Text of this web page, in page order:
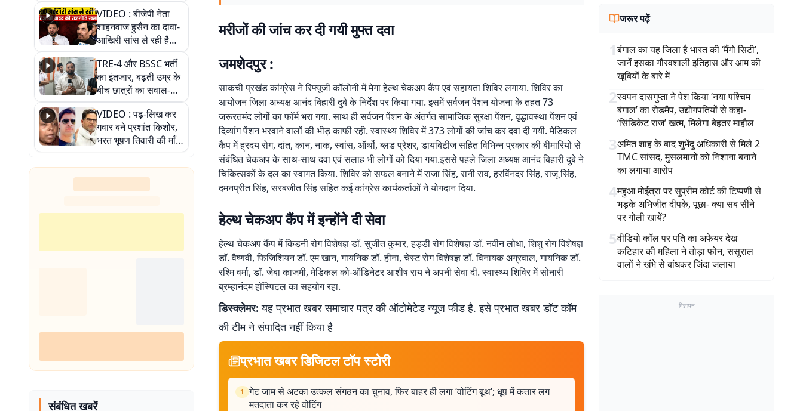
VIDEO : बीजेपी नेता
शाहनवाज हुसैन का दावा-
आखिरी सांस ले रही है
RJD, तेजस्वी को लेकर
क्या कहा, सुनिए
TRE-4 और BSSC भर्ती
का इंतजार, बढ़ती उम्र के
बीच छात्रों का सवाल-
आखिर कब आएगी बहाली?
देखें वीडियो
VIDEO : पढ़-लिख कर
गवार बने प्रशांत किशोर,
भरत भूषण तिवारी की माँ ने
कहा नहीं थी उम्मीद, बेटा
था तो किसी को बोलने की
नहीं थी हिम्मत
संबंधित खबरें
मरीजों की जांच कर दी गयी मुफ्त दवा
जमशेदपुर :
साकची प्रखंड कांग्रेस ने रिफ्यूजी कॉलोनी में मेगा हेल्थ चेकअप कैंप एवं सहायता शिविर लगाया. शिविर का
आयोजन जिला अध्यक्ष आनंद बिहारी दुबे के निर्देश पर किया गया. इसमें सर्वजन पेंशन योजना के तहत 73
जरूरतमंद लोगों का फॉर्म भरा गया. साथ ही सर्वजन पेंशन के अंतर्गत सामाजिक सुरक्षा पेंशन, वृद्धावस्था पेंशन एवं
दिव्यांग पेंशन भरवाने वालों की भीड़ काफी रही. स्वास्थ्य शिविर में 373 लोगों की जांच कर दवा दी गयी. मेडिकल
कैंप में ह्रदय रोग, दांत, कान, नाक, स्वांस, ऑर्थो, ब्लड प्रेशर, डायबिटीज सहित विभिन्न प्रकार की बीमारियों से
संबंधित चेकअप के साथ-साथ दवा एवं सलाह भी लोगों को दिया गया.इससे पहले जिला अध्यक्ष आनंद बिहारी दुबे ने
चिकित्सकों के दल का स्वागत किया. शिविर को सफल बनाने में राजा सिंह, रानी राव, हरविंनदर सिंह, राजू सिंह,
दमनप्रीत सिंह, सरबजीत सिंह सहित कई कांग्रेस कार्यकर्ताओं ने योगदान दिया.
हेल्थ चेकअप कैंप में इन्होंने दी सेवा
हेल्थ चेकअप कैंप में किडनी रोग विशेषज्ञ डाॅ. सुजीत कुमार, हड्डी रोग विशेषज्ञ डाॅ. नवीन लोधा, शिशु रोग विशेषज्ञ
डाॅ. वैष्णवी, फिजिशियन डाॅ. एम खान, गायनिक डॉ. हीना, चेस्ट रोग विशेषज्ञ डाॅ. विनायक अग्रवाल, गायनिक डाॅ.
रश्मि वर्मा, डाॅ. जेबा काजमी, मेडिकल को-ऑडिनेटर आशीष राय ने अपनी सेवा दी. स्वास्थ्य शिविर में सोनारी
ब्रम्हानंदम हॉस्पिटल का सहयोग रहा.
डिस्क्लेमर: यह प्रभात खबर समाचार पत्र की ऑटोमेटेड न्यूज फीड है. इसे प्रभात खबर डॉट कॉम
की टीम ने संपादित नहीं किया है
प्रभात खबर डिजिटल टॉप स्टोरी
1 गेट जाम से अटका उत्कल संगठन का चुनाव, फिर बाहर ही लगा ‘वोटिंग बूथ’; धूप में कतार लग
मतदाता कर रहे वोटिंग
जरूर पढ़ें
1बंगाल का यह जिला है भारत की ‘मैंगो सिटी’,
जानें इसका गौरवशाली इतिहास और आम की
खूबियों के बारे में
2स्वपन दासगुप्ता ने पेश किया ‘नया पश्चिम
बंगाल’ का रोडमैप, उद्योगपतियों से कहा-
‘सिंडिकेट राज’ खत्म, मिलेगा बेहतर माहौल
3अमित शाह के बाद शुभेंदु अधिकारी से मिले 2
TMC सांसद, मुसलमानों को निशाना बनाने
का लगाया आरोप
4महुआ मोईत्रा पर सुप्रीम कोर्ट की टिप्पणी से
भड़के अभिजीत दीपके, पूछा- क्या सब सीने
पर गोली खायें?
5वीडियो कॉल पर पति का अफेयर देख
कटिहार की महिला ने तोड़ा फोन, ससुराल
वालों ने खंभे से बांधकर जिंदा जलाया
विज्ञापन